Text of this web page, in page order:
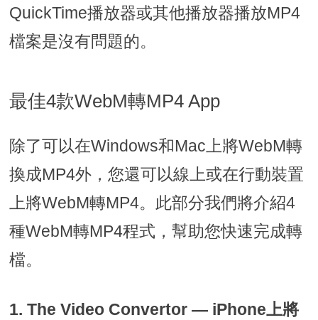
QuickTime播放器或其他播放器播放MP4
檔案是沒有問題的。
最佳4款WebM轉MP4 App
除了可以在Windows和Mac上將WebM轉
換成MP4外，您還可以線上或在行動裝置
上將WebM轉MP4。此部分我們將介紹4
種WebM轉MP4程式，幫助您快速完成轉
檔。
1. The Video Convertor — iPhone上將